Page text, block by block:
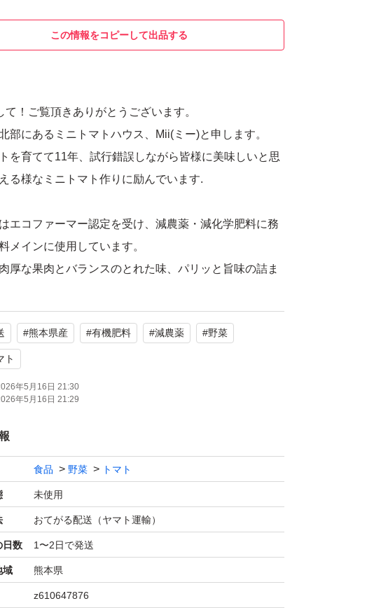
この情報をコピーして出品する
て！ご覧頂きありがとうございます。
部にあるミニトマトハウス、Mii(ミー)と申します。
を育てて11年、試行錯誤しながら皆様に美味しいと思
る様なミニトマト作りに励んでいます.
エコファーマー認定を受け、減農薬・減化学肥料に務
メインに使用しています。
厚な果肉とバランスのとれた味、パリッと旨味の詰ま
マト【ロイヤルパッション】をぜひご賞味下さい☆
分量・品種】
粒
別 です
ッとした皮、そして中味のゼリーが少なくむっちりと
食味は甘みも酸味もバランスが良◎
マトではないですので、甘さのみ求める方には不向き
ん作用や美白・美肌効果のあるといわれるリコピン
マトの3〜4倍多く含まれているとも！
#熊本県産 #有機肥料 #減農薬 #野菜
ト
年5月16日 21:30
年5月16日 21:29
食品 野菜 トマト
未使用
おてがる配送（ヤマト運輸）
日数 1〜2日で発送
域 熊本県
z610647876